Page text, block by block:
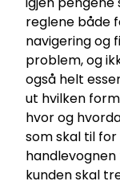
reglene både
navigering og
problem, og
også helt
ut hvilken
hvor og
som skal til
handlevognen
kunden skal